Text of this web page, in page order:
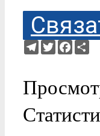
Telegram
Twitter